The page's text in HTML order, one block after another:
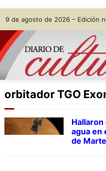
Skip
to
content
9 de agosto de 2026 – Edición
orbitador TGO
agua en
de Marte